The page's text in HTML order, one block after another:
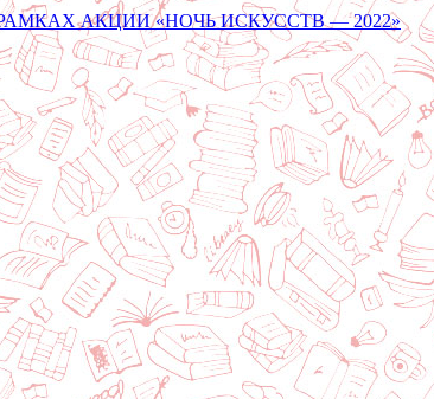
АКЦИИ «НОЧЬ ИСКУССТВ — 2022»